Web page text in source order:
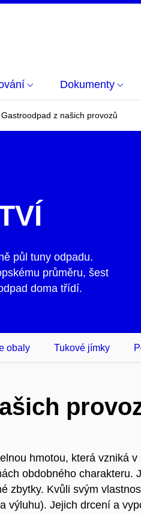
Dokumenty
Gastroodpad z našich provozů
půl tuny odpadu.
průměru, šest
doma třídí.
obaly Tukové jímky
hmotou, která vzniká
obdobného charakteru.
zbytky. Kvůli svým
výluhu). Jejich drcení a